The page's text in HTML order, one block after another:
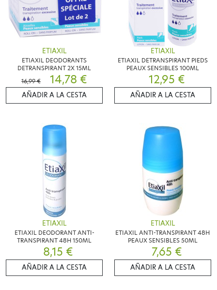
ETIAXIL
ETIAXIL DEODORANTS
DETRANSPIRANT 2X 15ML
16,99 €
14,78 €
AÑADIR A LA CESTA
ETIAXIL
ETIAXIL DETRANSPIRANT PIEDS
PEAUX SENSIBLES 100ML
12,95 €
AÑADIR A LA CESTA
ETIAXIL
ETIAXIL DEODORANT ANTI-
TRANSPIRANT 48H 150ML
8,15 €
AÑADIR A LA CESTA
ETIAXIL
ETIAXIL ANTI-TRANSPIRANT 48H
PEAUX SENSIBLES 50ML
7,65 €
AÑADIR A LA CESTA